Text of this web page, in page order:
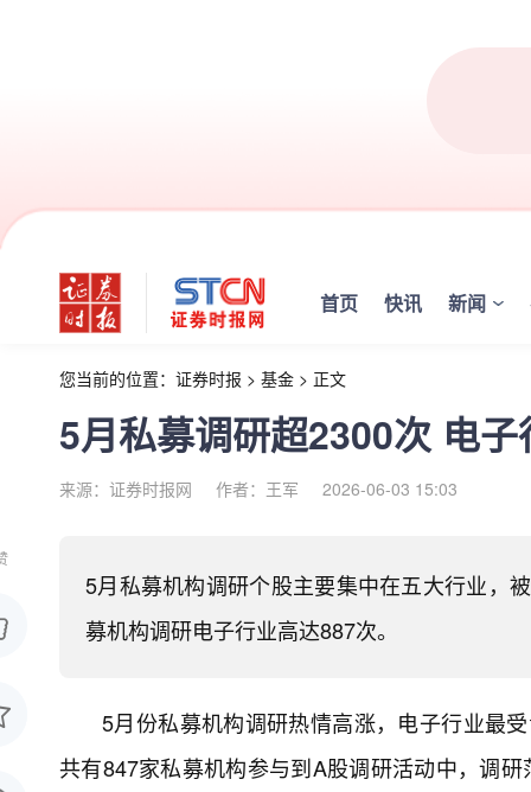
首页 快讯 新闻
您当前的位置： 证券时报 > 基金 > 正文
5月私募调研超2300次 电
来源：证券时报网 作者：王军 2026-06-03 15:03
5月私募机构调研个股主要集中在五大行业，
募机构调研电子行业高达887次。
5月份私募机构调研热情高涨，电子行业最
共有847家私募机构参与到A股调研活动中，调